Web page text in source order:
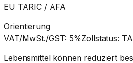
EU TARIC / AFA
Orientierung
VAT/MwSt./GST: 5%Zollstatus:
Lebensmittel können reduziert